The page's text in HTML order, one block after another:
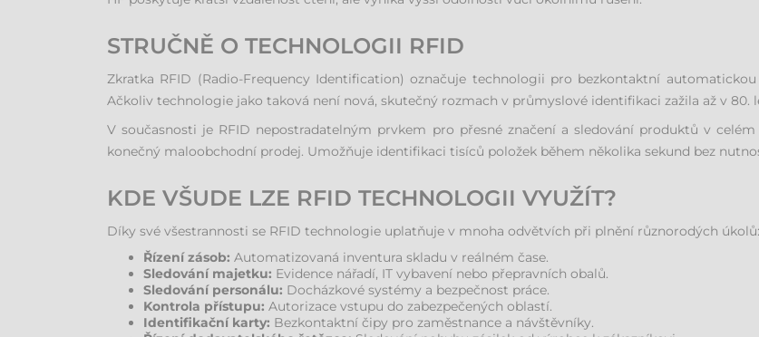
STRUČNĚ O TECHNOLOGII RFID
Zkratka RFID (Radio-Frequency Identification) označuje technologii pro bezkontaktní
Ačkoliv technologie jako taková není nová, skutečný rozmach v průmyslové identifikaci zažila až v 80.
V současnosti je RFID nepostradatelným prvkem pro přesné značení a sledování produktů v
konečný maloobchodní prodej. Umožňuje identifikaci tisíců položek během několika sekund bez
KDE VŠUDE LZE RFID TECHNOLOGII VYUŽÍT?
Díky své všestrannosti se RFID technologie uplatňuje v mnoha odvětvích při plnění různorodých úkolů:
Řízení zásob: Automatizovaná inventura skladu v reálném čase.
Sledování majetku: Evidence nářadí, IT vybavení nebo přepravních obalů.
Sledování personálu: Docházkové systémy a bezpečnost práce.
Kontrola přístupu: Autorizace vstupu do zabezpečených oblastí.
Identifikační karty: Bezkontaktní čipy pro zaměstnance a návštěvníky.